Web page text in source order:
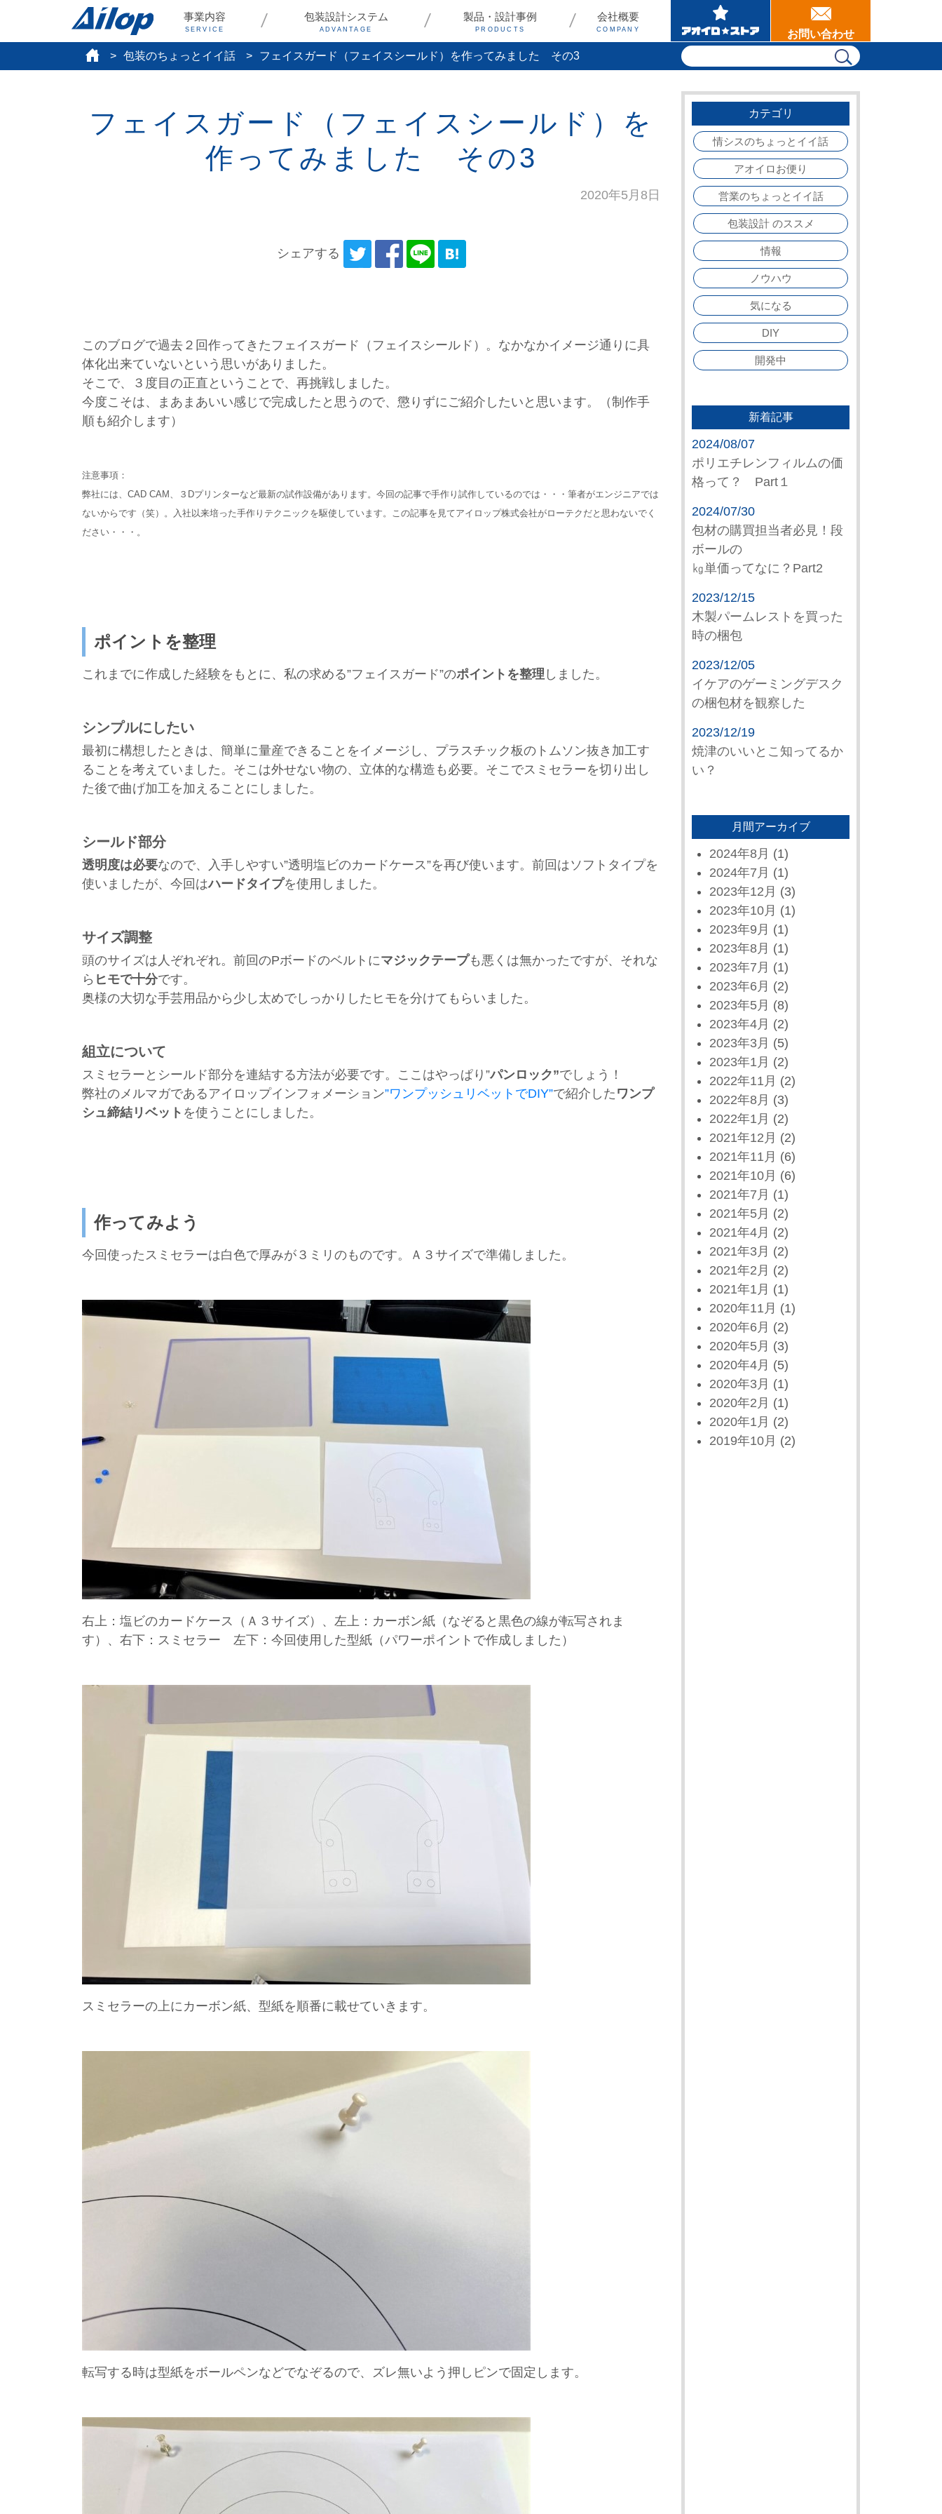
事業内容
SERVICE
包装設計システム
ADVANTAGE
製品・設計事例
PRODUCTS
会社概要
COMPANY
お問い合わせ
包装のちょっとイイ話
フェイスガード（フェイスシールド）を作ってみました その3
フェイスガード（フェイスシールド）を
作ってみました その3
2020年5月8日
シェアする
このブログで過去２回作ってきたフェイスガード（フェイスシールド）。なかなかイメージ通りに具
体化出来ていないという思いがありました。
そこで、３度目の正直ということで、再挑戦しました。
今度こそは、まあまあいい感じで完成したと思うので、懲りずにご紹介したいと思います。（制作手
順も紹介します）
注意事項：
弊社には、CAD CAM、３Dプリンターなど最新の試作設備があります。今回の記事で手作り試作しているのでは・・・筆者がエンジニアでは
ないからです（笑）。入社以来培った手作りテクニックを駆使しています。この記事を見てアイロップ株式会社がローテクだと思わないでく
ださい・・・。
ポイントを整理
これまでに作成した経験をもとに、私の求める”フェイスガード”のポイントを整理 しました。
シンプルにしたい
最初に構想したときは、簡単に量産できることをイメージし、プラスチック板のトムソン抜き加工す
ることを考えていました。そこは外せない物の、立体的な構造も必要。そこでスミセラーを切り出し
た後で曲げ加工を加えることにしました。
シールド部分
透明度は必要なので、入手しやすい”透明塩ビのカードケース”を再び使います。前回はソフトタイプを
使いましたが、今回はハードタイプを使用しました。
サイズ調整
頭のサイズは人ぞれぞれ。前回のPボードのベルトにマジックテープも悪くは無かったですが、それな
ら ヒモで十分です。
奥様の大切な手芸用品から少し太めでしっかりしたヒモを分けてもらいました。
組立について
スミセラーとシールド部分を連結する方法が必要です。ここはやっぱり”パンロック”でしょう！
弊社のメルマガであるアイロップインフォメーション”ワンプッシュリベットでDIY”で紹介した ワンプ
シュ締結リベット を使うことにしました。
作ってみよう
今回使ったスミセラーは白色で厚みが３ミリのものです。Ａ３サイズで準備しました。
右上：塩ビのカードケース（Ａ３サイズ）、左上：カーボン紙（なぞると黒色の線が転写されま
す）、右下：スミセラー 左下：今回使用した型紙（パワーポイントで作成しました）
スミセラーの上にカーボン紙、型紙を順番に載せていきます。
転写する時は型紙をボールペンなどでなぞるので、ズレ無いよう押しピンで固定します。
カテゴリ
情シスのちょっとイイ話
アオイロお便り
営業のちょっとイイ話
包装設計 のススメ
情報
ノウハウ
気になる
DIY
開発中
新着記事
2024/08/07
ポリエチレンフィルムの価
格って？ Part１
2024/07/30
包材の購買担当者必見！段
ボールの
㎏単価ってなに？Part2
2023/12/15
木製パームレストを買った
時の梱包
2023/12/05
イケアのゲーミングデスク
の梱包材を観察した
2023/12/19
焼津のいいとこ知ってるか
い？
月間アーカイブ
2024年8月 (1)
2024年7月 (1)
2023年12月 (3)
2023年10月 (1)
2023年9月 (1)
2023年8月 (1)
2023年7月 (1)
2023年6月 (2)
2023年5月 (8)
2023年4月 (2)
2023年3月 (5)
2023年1月 (2)
2022年11月 (2)
2022年8月 (3)
2022年1月 (2)
2021年12月 (2)
2021年11月 (6)
2021年10月 (6)
2021年7月 (1)
2021年5月 (2)
2021年4月 (2)
2021年3月 (2)
2021年2月 (2)
2021年1月 (1)
2020年11月 (1)
2020年6月 (2)
2020年5月 (3)
2020年4月 (5)
2020年3月 (1)
2020年2月 (1)
2020年1月 (2)
2019年10月 (2)